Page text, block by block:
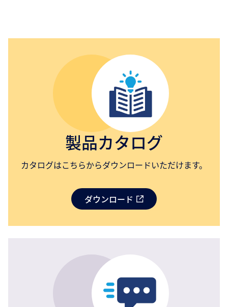
製品カタログ
カタログはこちらからダウンロードいただけます。
ダウンロード